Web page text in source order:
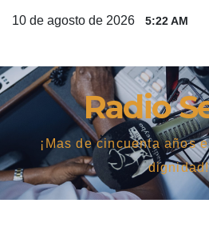
10 de agosto de 2026 5:22 AM
Radio
¡Mas de cincuenta años
dignidad!